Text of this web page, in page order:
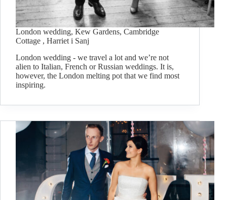
London wedding, Kew Gardens, Cambridge
Cottage , Harriet i Sanj
London wedding - we travel a lot and we’re not
alien to Italian, French or Russian weddings. It is,
however, the London melting pot that we find most
inspiring.